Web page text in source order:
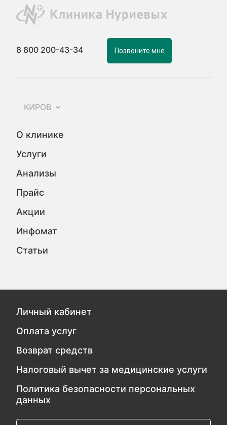
8 800 200-43-34 Позвоните мне
КИРОВ
О клинике
Услуги
Анализы
Прайс
Акции
Инфомат
Статьи
Личный кабинет
Оплата услуг
Возврат средств
Налоговый вычет за медицинские услуги
Политика безопасности персональных
данных